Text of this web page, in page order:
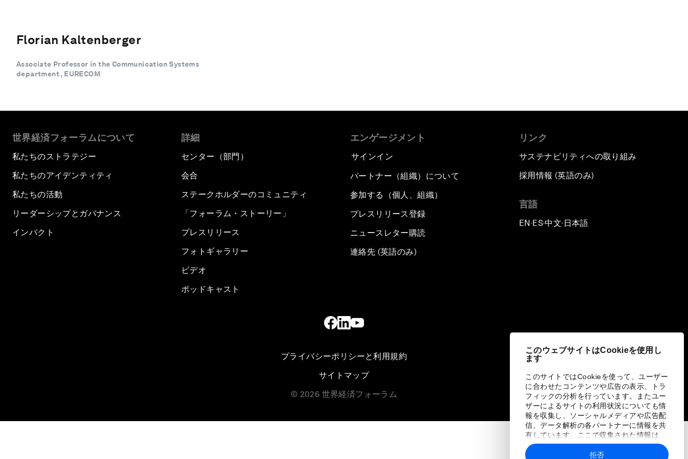
このウェブサイトはCookieを使用し
ます
このサイトではCookieを使って、ユーザー
に合わせたコンテンツや広告の表示、トラ
フィックの分析を行っています。またユー
ザーによるサイトの利用状況についても情
報を収集し、ソーシャルメディアや広告配
信、データ解析の各パートナーに情報を共
有しています。ここで収集された情報は、
ユーザーが各パートナーに提供した他の情
報や各パートナーのサービスを使用した際
拒否
Florian Kaltenberger
Associate Professor in the Communication Systems
department , EURECOM
世界経済フォーラムについて
私たちのストラテジー
私たちのアイデンティティ
私たちの活動
リーダーシップとガバナンス
インパクト
詳細
センター（部門）
会合
ステークホルダーのコミュニティ
「フォーラム・ストーリー」
プレスリリース
フォトギャラリー
ビデオ
ポッドキャスト
エンゲージメント
サインイン
パートナー（組織）について
参加する（個人、組織）
プレスリリース登録
ニュースレター購読
連絡先 (英語のみ)
リンク
サステナビリティへの取り組み
採用情報 (英語のみ)
言語
EN ▪ES▪中文▪ 日本語
プライバシーポリシーと利用規約
サイトマップ
© 2026 世界経済フォーラム